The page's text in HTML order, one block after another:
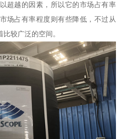
超越的因素，所以它的市场占有率
场占有率程度则有些降低，不过从
较广泛的空间。